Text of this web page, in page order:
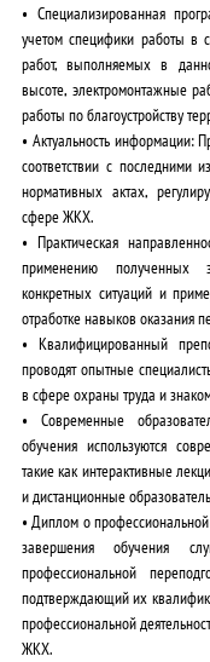
• Специализированная
учетом специфики работы
работ, выполняемых в
высоте, электромонтажные
работы по благоустройству
• Актуальность информации:
соответствии с последними
нормативных актах,
сфере ЖКХ.
•Практическая
применению полученных
конкретных ситуаций и
отработке навыков оказания
•Квалифицированный
проводят опытные
в сфере охраны труда и
•Современные
обучения используются
такие как интерактивные
и дистанционные
•Диплом о
завершения обучения
профессиональной
подтверждающий их
профессиональной
ЖКХ.